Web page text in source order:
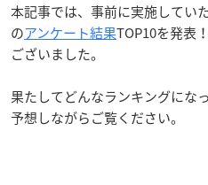
本記事では、事前に実施してい
のアンケート結果TOP10を発表
ございました。
果たしてどんなランキングにな
予想しながらご覧ください。